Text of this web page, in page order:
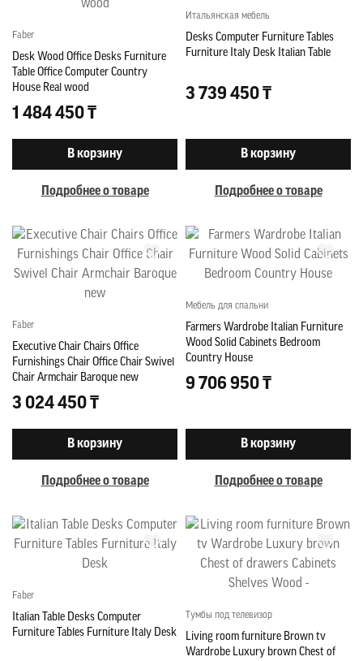
Faber
Desk Wood Office Desks Furniture
Table Office Computer Country
House Real wood
1 484 450 ₸
В корзину
Подробнее о товаре
Итальянская мебель
Desks Computer Furniture Tables
Furniture Italy Desk Italian Table
3 739 450 ₸
В корзину
Подробнее о товаре
Faber
Executive Chair Chairs Office
Furnishings Chair Office Chair Swivel
Chair Armchair Baroque new
3 024 450 ₸
В корзину
Подробнее о товаре
Мебель для спальни
Farmers Wardrobe Italian Furniture
Wood Solid Cabinets Bedroom
Country House
9 706 950 ₸
В корзину
Подробнее о товаре
Faber
Italian Table Desks Computer
Furniture Tables Furniture Italy Desk
Тумбы под телевизор
Living room furniture Brown tv
Wardrobe Luxury brown Chest of